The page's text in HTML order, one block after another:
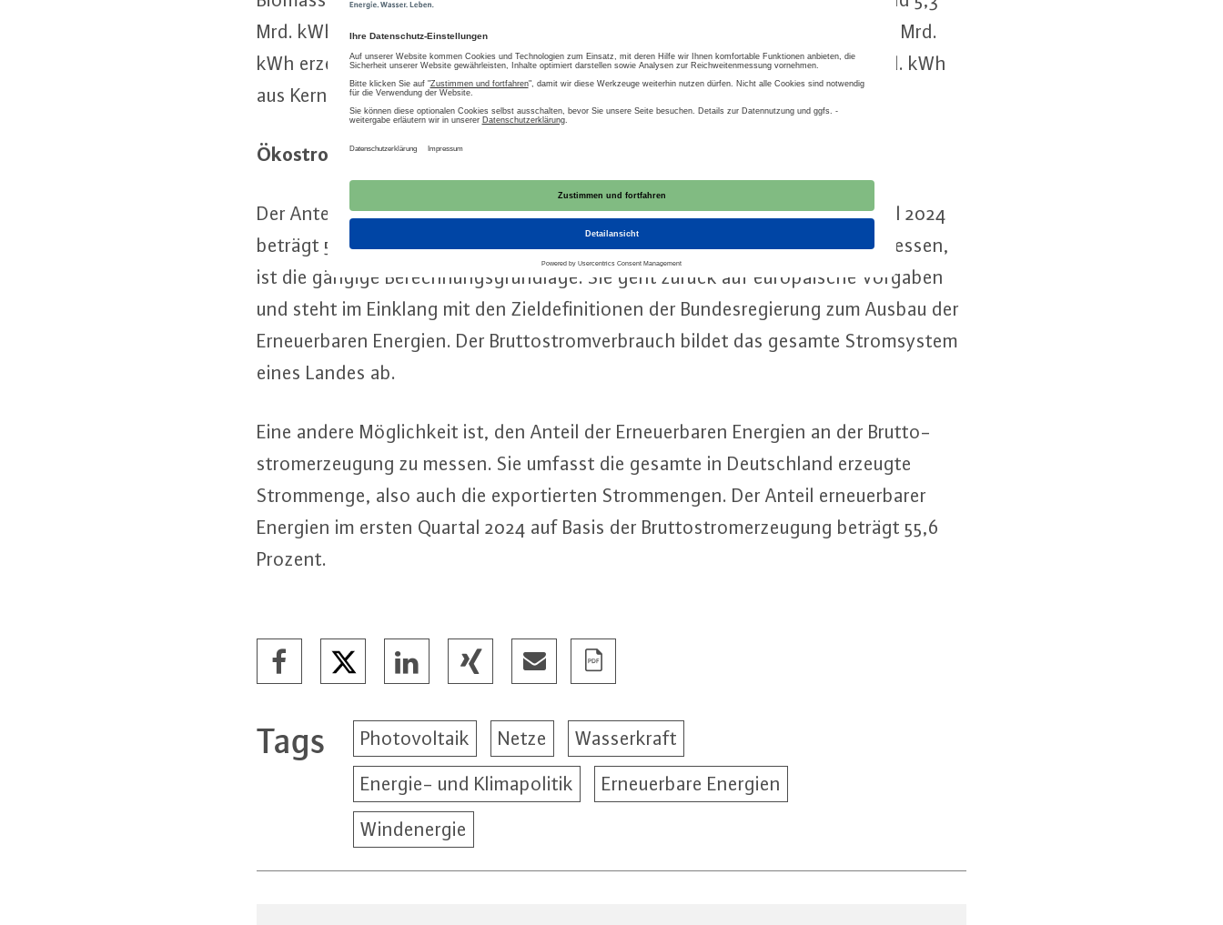
Mrd. kWh aus Was­ser­kraft. Aus kon­ven­tio­nel­len En­er­gie­trä­gern wurden 60,5 Mrd.
kWh erzeugt. Im Vor­jah­res­zeit­raum waren es 71,9 Mrd. kWh zuzüglich 6,2 Mrd. kWh
aus Kern­ener­gie.
Öko­strom­an­teil: Zwei Be­rech­nungs­mög­lich­kei­ten
Der Anteil er­neu­er­ba­rer Energien am Brut­to­strom­ver­brauch im ersten Quartal 2024
beträgt 55,8 Prozent. Den Öko­strom­an­teil am Brut­to­strom­ver­brauch zu bemessen,
ist die gängige Be­rech­nungs­grund­la­ge. Sie geht zurück auf eu­ro­päi­sche Vorgaben
und steht im Einklang mit den Ziel­de­fi­ni­tio­nen der Bun­des­re­gie­rung zum Ausbau der
Er­neu­er­ba­ren Energien. Der Brut­to­strom­ver­brauch bildet das gesamte Strom­sys­tem
eines Landes ab.
Eine andere Mög­lich­keit ist, den Anteil der Er­neu­er­ba­ren Energien an der Brut­to­
strom­er­zeu­gung zu messen. Sie umfasst die gesamte in Deutsch­land erzeugte
Strom­men­ge, also auch die ex­por­tier­ten Strom­men­gen. Der Anteil er­neu­er­ba­rer
Energien im ersten Quartal 2024 auf Basis der Brut­to­strom­er­zeu­gung beträgt 55,6
Prozent.
Tags Photovoltaik Netze
Wasserkraft
Energie- und Klimapolitik
Erneuerbare Energien
Windenergie